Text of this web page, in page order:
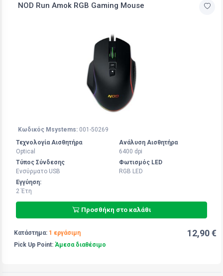
NOD Run Amok RGB Gaming Mouse
Κωδικός Msystems: 001-50269
Τεχνολογία Αισθητήρα
Optical
Ανάλυση Αισθητήρα
6400 dpi
Τύπος Σύνδεσης
Ενσύρματο USB
Φωτισμός LED
RGB LED
Εγγύηση:
2 Έτη
Προσθήκη στο καλάθι
Κατάστημα: 1 εργάσιμη
Pick Up Point: Άμεσα διαθέσιμο
12,90 €